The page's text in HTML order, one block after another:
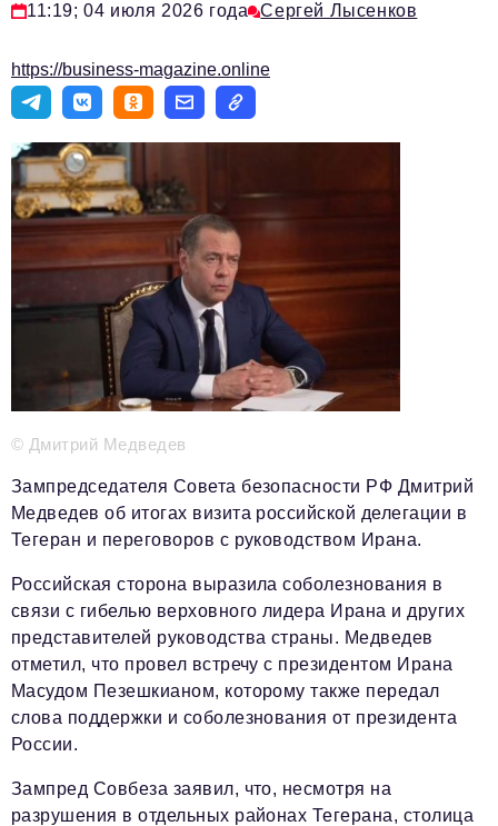
Туризм
Мероприятия
Видео
Телефон редакции:+7 495 727-01-67
Электронные почты редакции:
Информационный отдел
info@business-magazine.online
Отдел рекламы
reklama@business-magazine.online
podpiska@business-magazine.online
partner@business-magazine.online
11:19; 04 июля 2026 года Сергей Лысенков
https://business-magazine.online
© Дмитрий Медведев
Зампредседателя Совета безопасности РФ Дмитрий
Медведев об итогах визита российской делегации в
Тегеран и переговоров с руководством Ирана.
Российская сторона выразила соболезнования в
связи с гибелью верховного лидера Ирана и других
представителей руководства страны. Медведев
отметил, что провел встречу с президентом Ирана
Масудом Пезешкианом, которому также передал
слова поддержки и соболезнования от президента
России.
Зампред Совбеза заявил, что, несмотря на
разрушения в отдельных районах Тегерана, столица